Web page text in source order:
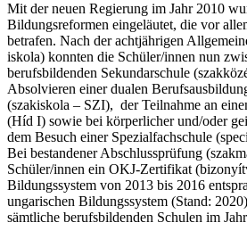
Mit der neuen Regierung im Jahr 2010
Bildungsreformen eingeläutet, die vor
betrafen. Nach der achtjährigen
iskola) konnten die Schüler/innen nun
berufsbildenden Sekundarschule
Absolvieren einer dualen
(szakiskola – SZI), der Teilnahme an
(Híd I) sowie bei körperlicher und/oder
dem Besuch einer Spezialfachschule
Bei bestandener Abschlussprüfung
Schüler/innen ein OKJ-Zertifikat
Bildungssystem von 2013 bis 2016
ungarischen Bildungssystem (Stand:
sämtliche berufsbildenden Schulen im